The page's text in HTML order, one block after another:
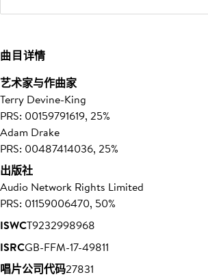
曲目详情
艺术家与作曲家
Terry Devine-King
PRS: 00159791619, 25%
Adam Drake
PRS: 00487414036, 25%
出版社
Audio Network Rights Limited
PRS: 01159006470, 50%
ISWCT9232998968
ISRCGB-FFM-17-49811
唱片公司代码27831